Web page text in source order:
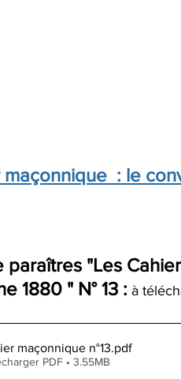
maçonnique  : le
paraîtres "Les
1880 " N° 13 : à
maçonnique n°13.pdf
PDF • 3.55MB